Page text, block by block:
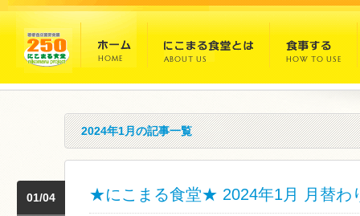
2024年1月の記事一覧
★にこまる食堂★ 2024年1月 月替わ
01/04